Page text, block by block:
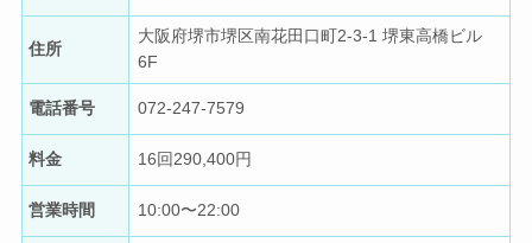
住所
大阪府堺市堺区南花田口町2-3-1 堺東高橋ビル
6F
電話番号 072-247-7579
料金 16回290,400円
営業時間 10:00〜22:00